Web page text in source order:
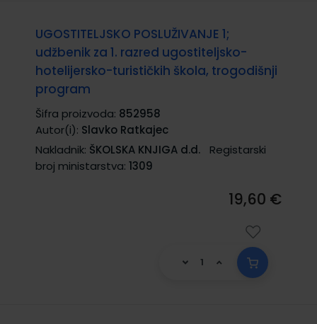
UGOSTITELJSKO POSLUŽIVANJE 1;
udžbenik za 1. razred ugostiteljsko-
hotelijersko-turističkih škola, trogodišnji
program
Šifra proizvoda: 852958
Autor(i): Slavko Ratkajec
Nakladnik: ŠKOLSKA KNJIGA d.d.
Registarski
broj ministarstva: 1309
19,60 €